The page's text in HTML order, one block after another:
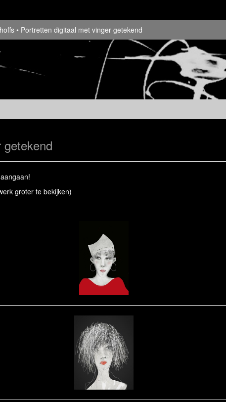
Portretten digitaal met vinger getekend
groter te bekijken)